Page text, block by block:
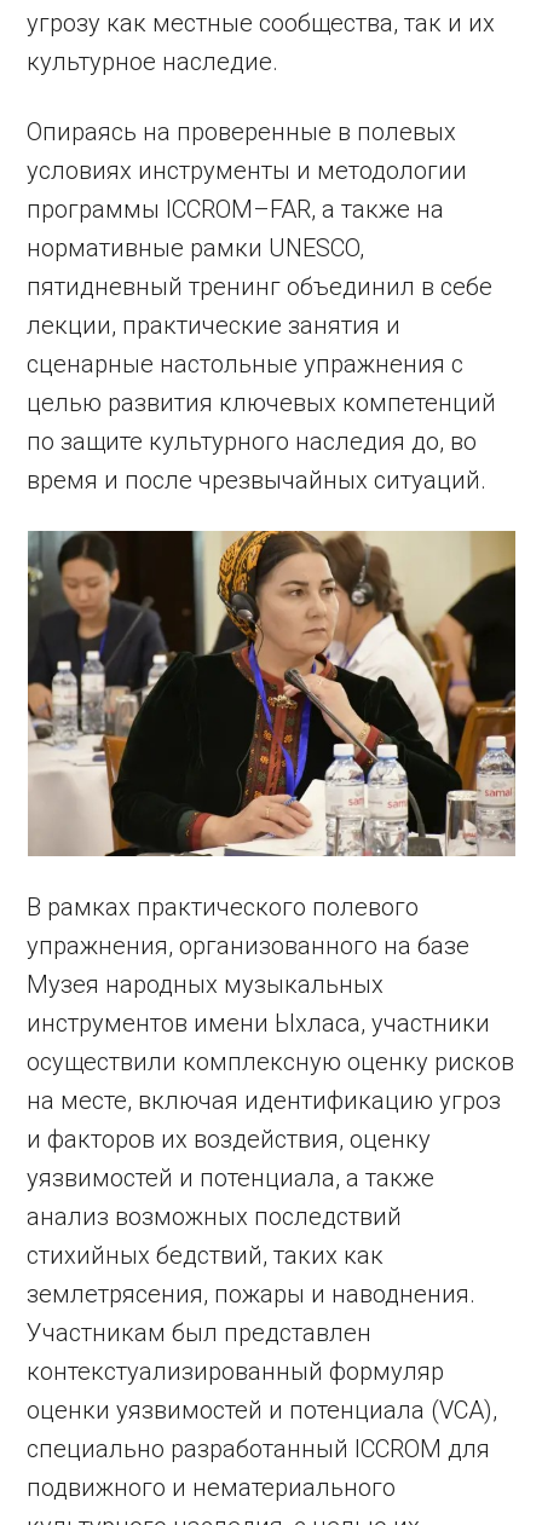
угрозу как местные сообщества, так и их
культурное наследие.
Опираясь на проверенные в полевых
условиях инструменты и методологии
программы ICCROM–FAR, а также на
нормативные рамки UNESCO,
пятидневный тренинг объединил в себе
лекции, практические занятия и
сценарные настольные упражнения с
целью развития ключевых компетенций
по защите культурного наследия до, во
время и после чрезвычайных ситуаций.
В рамках практического полевого
упражнения, организованного на базе
Музея народных музыкальных
инструментов имени Ыхласа, участники
осуществили комплексную оценку рисков
на месте, включая идентификацию угроз
и факторов их воздействия, оценку
уязвимостей и потенциала, а также
анализ возможных последствий
стихийных бедствий, таких как
землетрясения, пожары и наводнения.
Участникам был представлен
контекстуализированный формуляр
оценки уязвимостей и потенциала (VCA),
специально разработанный ICCROM для
подвижного и нематериального